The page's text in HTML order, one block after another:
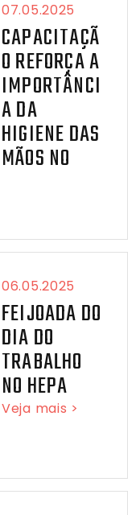
07.05.2025
CAPACITAÇÃ
O REFORÇA A
IMPORTÂNCI
A DA
HIGIENE DAS
MÃOS NO
06.05.2025
FEIJOADA DO
DIA DO
TRABALHO
NO HEPA
Veja mais >